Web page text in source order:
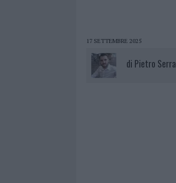
17 SETTEMBRE 2025
di Pietro Serra